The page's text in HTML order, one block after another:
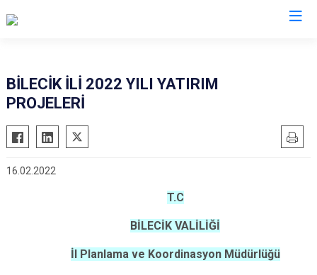
Bozüyük
Gölpazarı
Osmaneli
BİLECİK İLİ 2022 YILI YATIRIM
PROJELERİ
16.02.2022
T.C
BİLECİK VALİLİĞİ
İl Planlama ve Koordinasyon Müdürlüğü